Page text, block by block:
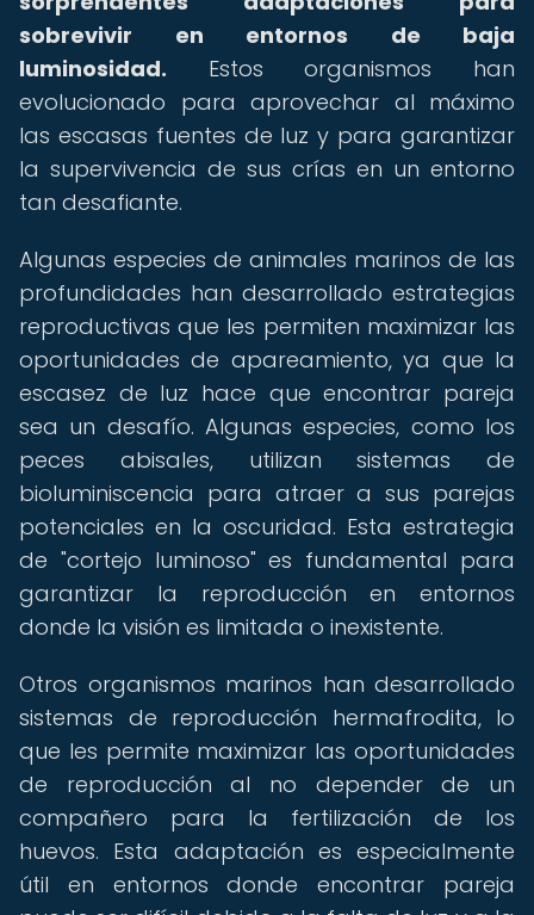
sobrevivir en entornos de baja
luminosidad. Estos organismos han
evolucionado para aprovechar al máximo
las escasas fuentes de luz y para garantizar
la supervivencia de sus crías en un entorno
tan desafiante.
Algunas especies de animales marinos de las
profundidades han desarrollado estrategias
reproductivas que les permiten maximizar las
oportunidades de apareamiento, ya que la
escasez de luz hace que encontrar pareja
sea un desafío. Algunas especies, como los
peces abisales, utilizan sistemas de
bioluminiscencia para atraer a sus parejas
potenciales en la oscuridad. Esta estrategia
de "cortejo luminoso" es fundamental para
garantizar la reproducción en entornos
donde la visión es limitada o inexistente.
Otros organismos marinos han desarrollado
sistemas de reproducción hermafrodita, lo
que les permite maximizar las oportunidades
de reproducción al no depender de un
compañero para la fertilización de los
huevos. Esta adaptación es especialmente
útil en entornos donde encontrar pareja